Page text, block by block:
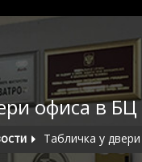
офиса в БЦ
Табличка у